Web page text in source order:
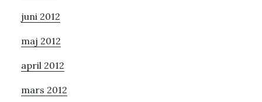
juni 2012
maj 2012
april 2012
mars 2012